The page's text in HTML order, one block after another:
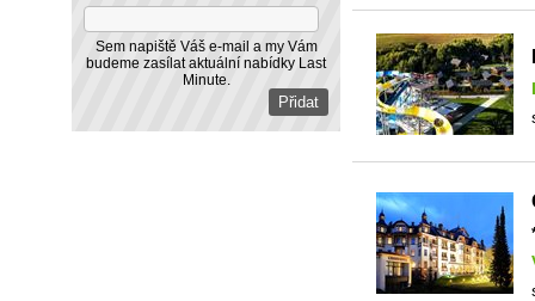
Sem napiště Váš e-mail a my Vám
budeme zasílat aktuální nabídky Last
Minute.